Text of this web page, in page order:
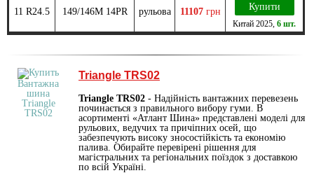
11 R24.5 149/146M 14PR рульова 11107 грн Купити
Китай 2025 6 шт.
Triangle TRS02
Triangle TRS02 - Надійність вантажних перевезень
починається з правильного вибору гуми. В
асортименті «Атлант Шина» представлені моделі для
рульових, ведучих та причіпних осей, що
забезпечують високу зносостійкість та економію
палива. Обирайте перевірені рішення для
магістральних та регіональних поїздок з доставкою
по всій Україні.